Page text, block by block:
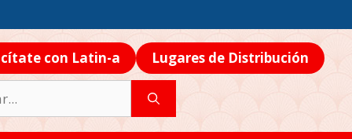
con Latin-a Lugares de Distribución